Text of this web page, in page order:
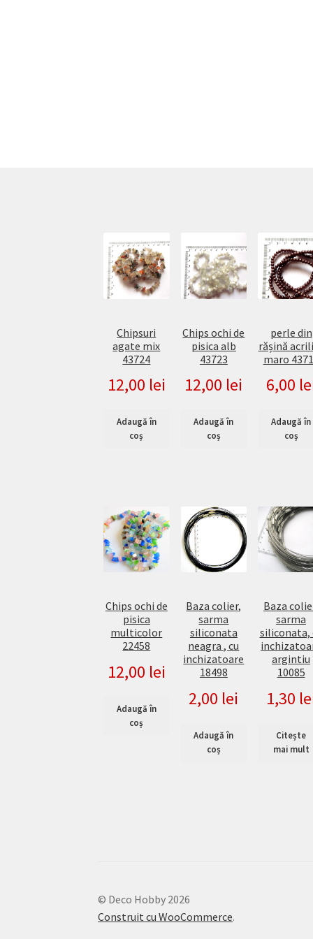
Chipsuri
agate mix
43724
12,00 lei
Adaugă în
coș
Chips ochi de
pisica alb
43723
12,00 lei
Adaugă în
coș
perle din
rășină
maro
6,00
Adaugă în
coș
Chips ochi de
pisica
multicolor
22458
12,00 lei
Adaugă în
coș
Baza colier,
sarma
siliconata
neagra , cu
inchizatoare
18498
2,00 lei
Adaugă în
coș
Baza
sarma
siliconata,
argintiu
10085
1,30
Citește
mai mult
© Deco Hobby 2026
Construit cu WooCommerce.